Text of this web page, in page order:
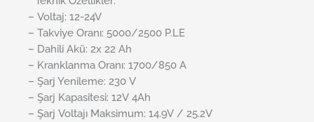
– Voltaj: 12-24V
– Takviye Oranı: 5000/2500 P.LE
– Dahili Akü: 2x 22 Ah
– Kranklanma Oranı: 1700/850 A
– Şarj Yenileme: 230 V
– Şarj Kapasitesi: 12V 4Ah
– Şarj Voltajı Maksimum: 14.9V / 25.2V